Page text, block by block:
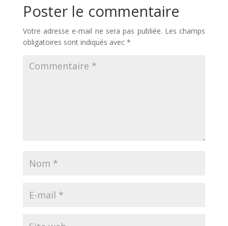
Poster le commentaire
Votre adresse e-mail ne sera pas publiée. Les champs
obligatoires sont indiqués avec *